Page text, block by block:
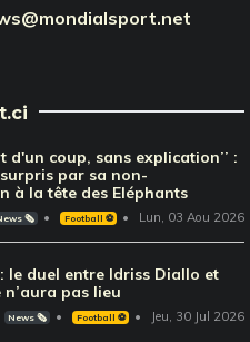
d'un coup, sans explication’’ :
surpris par sa non-
à la tête des Eléphants
🗞️ Football ⚽️ Lun, 03 Aou 2026
le duel entre Idriss Diallo et
pas lieu
News 🗞️ Football ⚽️ Jeu, 30 Jul 2026